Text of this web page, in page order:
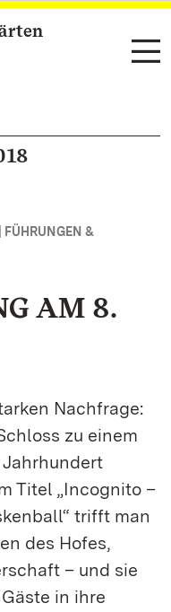
FÜHRUNGEN &
AM 8.
Nachfrage:
zu einem
Jahrhundert
Titel „Incognito –
trifft man
des Hofes,
– und sie
in ihre